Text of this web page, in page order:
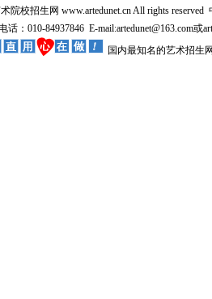
院校招生网 www.artedunet.cn All rights reserved
话：010-84937846 E-mail:artedunet@163.com或
国内最知名的艺术招生